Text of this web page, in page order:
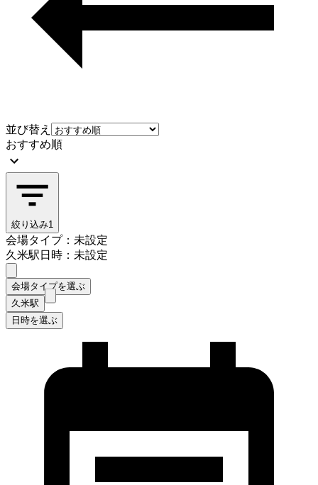
並び替え
おすすめ順
絞り込み1
会場タイプ：未設定
久米駅日時：未設定
会場タイプを選ぶ
久米駅
日時を選ぶ